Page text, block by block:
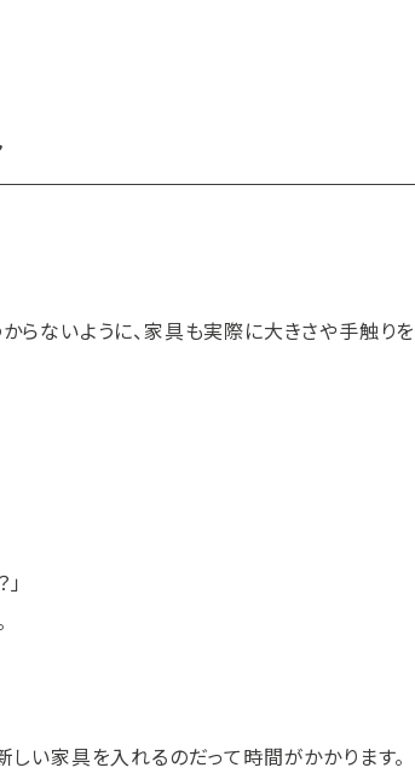
らないように、家具も実際に大きさや手触り
い家具を入れるのだって時間がかかります。